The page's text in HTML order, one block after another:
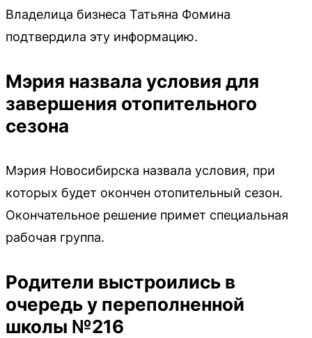
Владелица бизнеса Татьяна Фомина
подтвердила эту информацию.
Мэрия назвала условия для
завершения отопительного
сезона
Мэрия Новосибирска назвала условия, при
которых будет окончен отопительный сезон.
Окончательное решение примет специальная
рабочая группа.
Родители выстроились в
очередь у переполненной
школы №216